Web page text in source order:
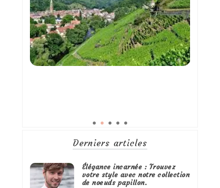
Derniers articles
Élégance incarnée : Trouvez
votre style avec notre collection
de noeuds papillon.